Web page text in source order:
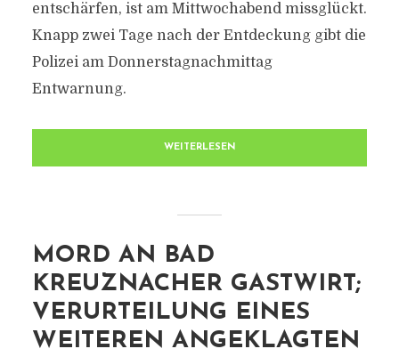
entschärfen, ist am Mittwochabend missglückt.
Knapp zwei Tage nach der Entdeckung gibt die
Polizei am Donnerstagnachmittag
Entwarnung.
WEITERLESEN
MORD AN BAD
KREUZNACHER GASTWIRT;
VERURTEILUNG EINES
WEITEREN ANGEKLAGTEN